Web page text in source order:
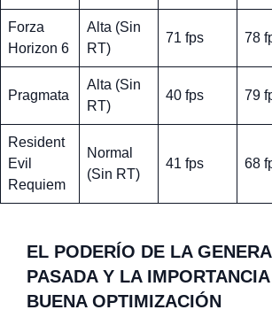
Forza
Horizon 6
Alta (Sin
RT)
71 fps 78
Pragmata
Alta (Sin
RT)
40 fps 79
Resident
Evil
Requiem
Normal
(Sin RT)
41 fps 68
EL PODERÍO DE LA
PASADA Y LA
BUENA OPTIMIZACIÓN